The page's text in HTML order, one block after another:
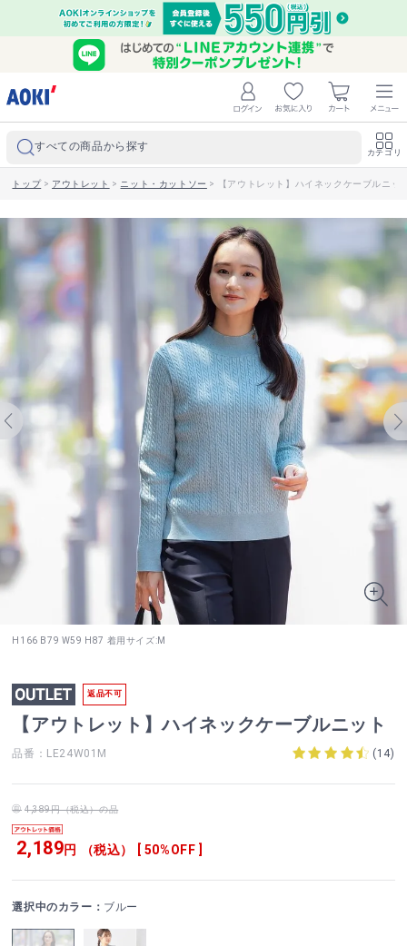
すべての商品から探す カテゴリ
トップ> アウトレット > ニット・カットソー > 【アウトレット】ハイネックケーブルニッ
H166 B79 W59 H87 着用サイズ:M
返品不可
【アウトレット】ハイネックケーブルニット
品番：LE24W01M (14)
4,389円（税込）の品
2,189円 （税込） [ 50%OFF ]
選択中のカラー： ブルー